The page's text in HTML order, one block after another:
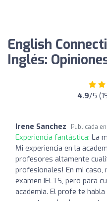
English
Inglés:
4.9/5
Irene Sanchez Publicada en
Experiencia fantástica: La
Mi experiencia en la
profesores altamente
profesionales! En mi
examen IELTS, pero para
academia. El profe te